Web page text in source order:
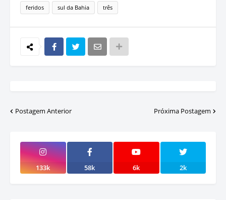
feridos sul da Bahia três
Postagem Anterior Próxima Postagem
133k 58k 6k 2k